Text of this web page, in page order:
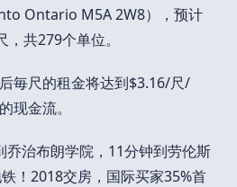
Ontario M5A 2W8），预计
共279个单位。
毎尺的租金将达到$3.16/尺/
现金流。
乔治布朗学院，11分钟到劳伦斯
！2018交房，国际买家35%首